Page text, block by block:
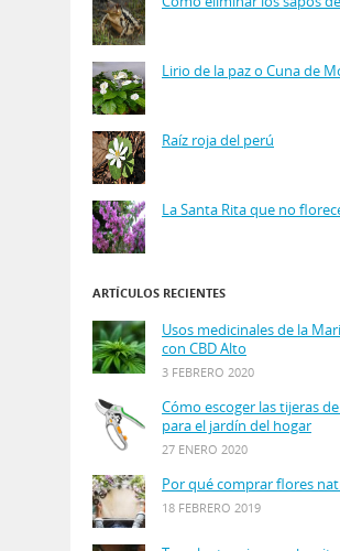
Lirio de la paz o Cuna de
Raíz roja del perú
La Santa Rita que no
ARTÍCULOS RECIENTES
Usos medicinales de la
con CBD Alto
3 FEBRERO 2020
Cómo escoger las tijeras
para el jardín del hogar
27 ENERO 2020
Por qué comprar flores
18 FEBRERO 2019